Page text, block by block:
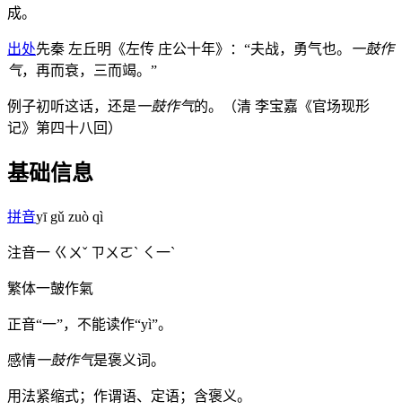
成。
出处先秦 左丘明《左传 庄公十年》：“夫战，勇气也。
一鼓作
气，再而衰，三而竭。”
例子初听这话，还是一鼓作气的。（清 李宝嘉《官场现形
记》第四十八回）
基础信息
拼音yī gǔ zuò qì
注音一 ㄍㄨˇ ㄗㄨㄛˋ ㄑ一ˋ
繁体一皷作氣
正音“一”，不能读作“yì”。
感情一鼓作气是褒义词。
用法紧缩式；作谓语、定语；含褒义。